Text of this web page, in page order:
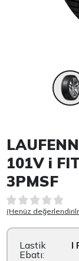
Item 1 of 4
101V i
3PMSF
(Henüz
Lastik
Ebatı: